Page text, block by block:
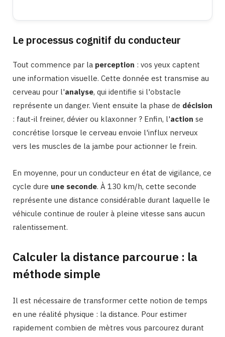
Le processus cognitif du conducteur
Tout commence par la perception : vos yeux captent
une information visuelle. Cette donnée est transmise au
cerveau pour l'analyse, qui identifie si l'obstacle
représente un danger. Vient ensuite la phase de décision
: faut-il freiner, dévier ou klaxonner ? Enfin, l'action se
concrétise lorsque le cerveau envoie l'influx nerveux
vers les muscles de la jambe pour actionner le frein.
En moyenne, pour un conducteur en état de vigilance, ce
cycle dure une seconde. À 130 km/h, cette seconde
représente une distance considérable durant laquelle le
véhicule continue de rouler à pleine vitesse sans aucun
ralentissement.
Calculer la distance parcourue : la
méthode simple
Il est nécessaire de transformer cette notion de temps
en une réalité physique : la distance. Pour estimer
rapidement combien de mètres vous parcourez durant